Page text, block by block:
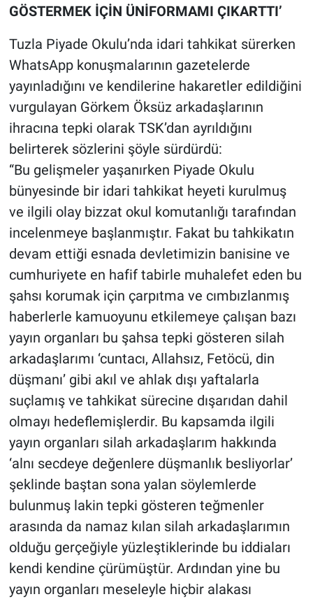
GÖSTERMEK İÇİN ÜNİFORMAMI ÇIKARTTI’
Tuzla Piyade Okulu’nda idari tahkikat sürerken
WhatsApp konuşmalarının gazetelerde
yayınladığını ve kendilerine hakaretler edildiğini
vurgulayan Görkem Öksüz arkadaşlarının
ihracına tepki olarak TSK’dan ayrıldığını
belirterek sözlerini şöyle sürdürdü:
“Bu gelişmeler yaşanırken Piyade Okulu
bünyesinde bir idari tahkikat heyeti kurulmuş
ve ilgili olay bizzat okul komutanlığı tarafından
incelenmeye başlanmıştır. Fakat bu tahkikatın
devam ettiği esnada devletimizin banisine ve
cumhuriyete en hafif tabirle muhalefet eden bu
şahsı korumak için çarpıtma ve cımbızlanmış
haberlerle kamuoyunu etkilemeye çalışan bazı
yayın organları bu şahsa tepki gösteren silah
arkadaşlarımı ‘cuntacı, Allahsız, Fetöcü, din
düşmanı’ gibi akıl ve ahlak dışı yaftalarla
suçlamış ve tahkikat sürecine dışarıdan dahil
olmayı hedeflemişlerdir. Bu kapsamda ilgili
yayın organları silah arkadaşlarım hakkında
‘alnı secdeye değenlere düşmanlık besliyorlar’
şeklinde baştan sona yalan söylemlerde
bulunmuş lakin tepki gösteren teğmenler
arasında da namaz kılan silah arkadaşlarımın
olduğu gerçeğiyle yüzleştiklerinde bu iddiaları
kendi kendine çürümüştür. Ardından yine bu
yayın organları meseleyle hiçbir alakası